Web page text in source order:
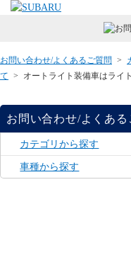
お問い合わせ/よくあるご質問 >
て > オートライト装備車はライ
お問い合わせ/よくある
カテゴリから探す
車種から探す